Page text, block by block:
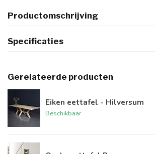
Productomschrijving
Specificaties
Gerelateerde producten
Eiken eettafel - Hilversum
Beschikbaar